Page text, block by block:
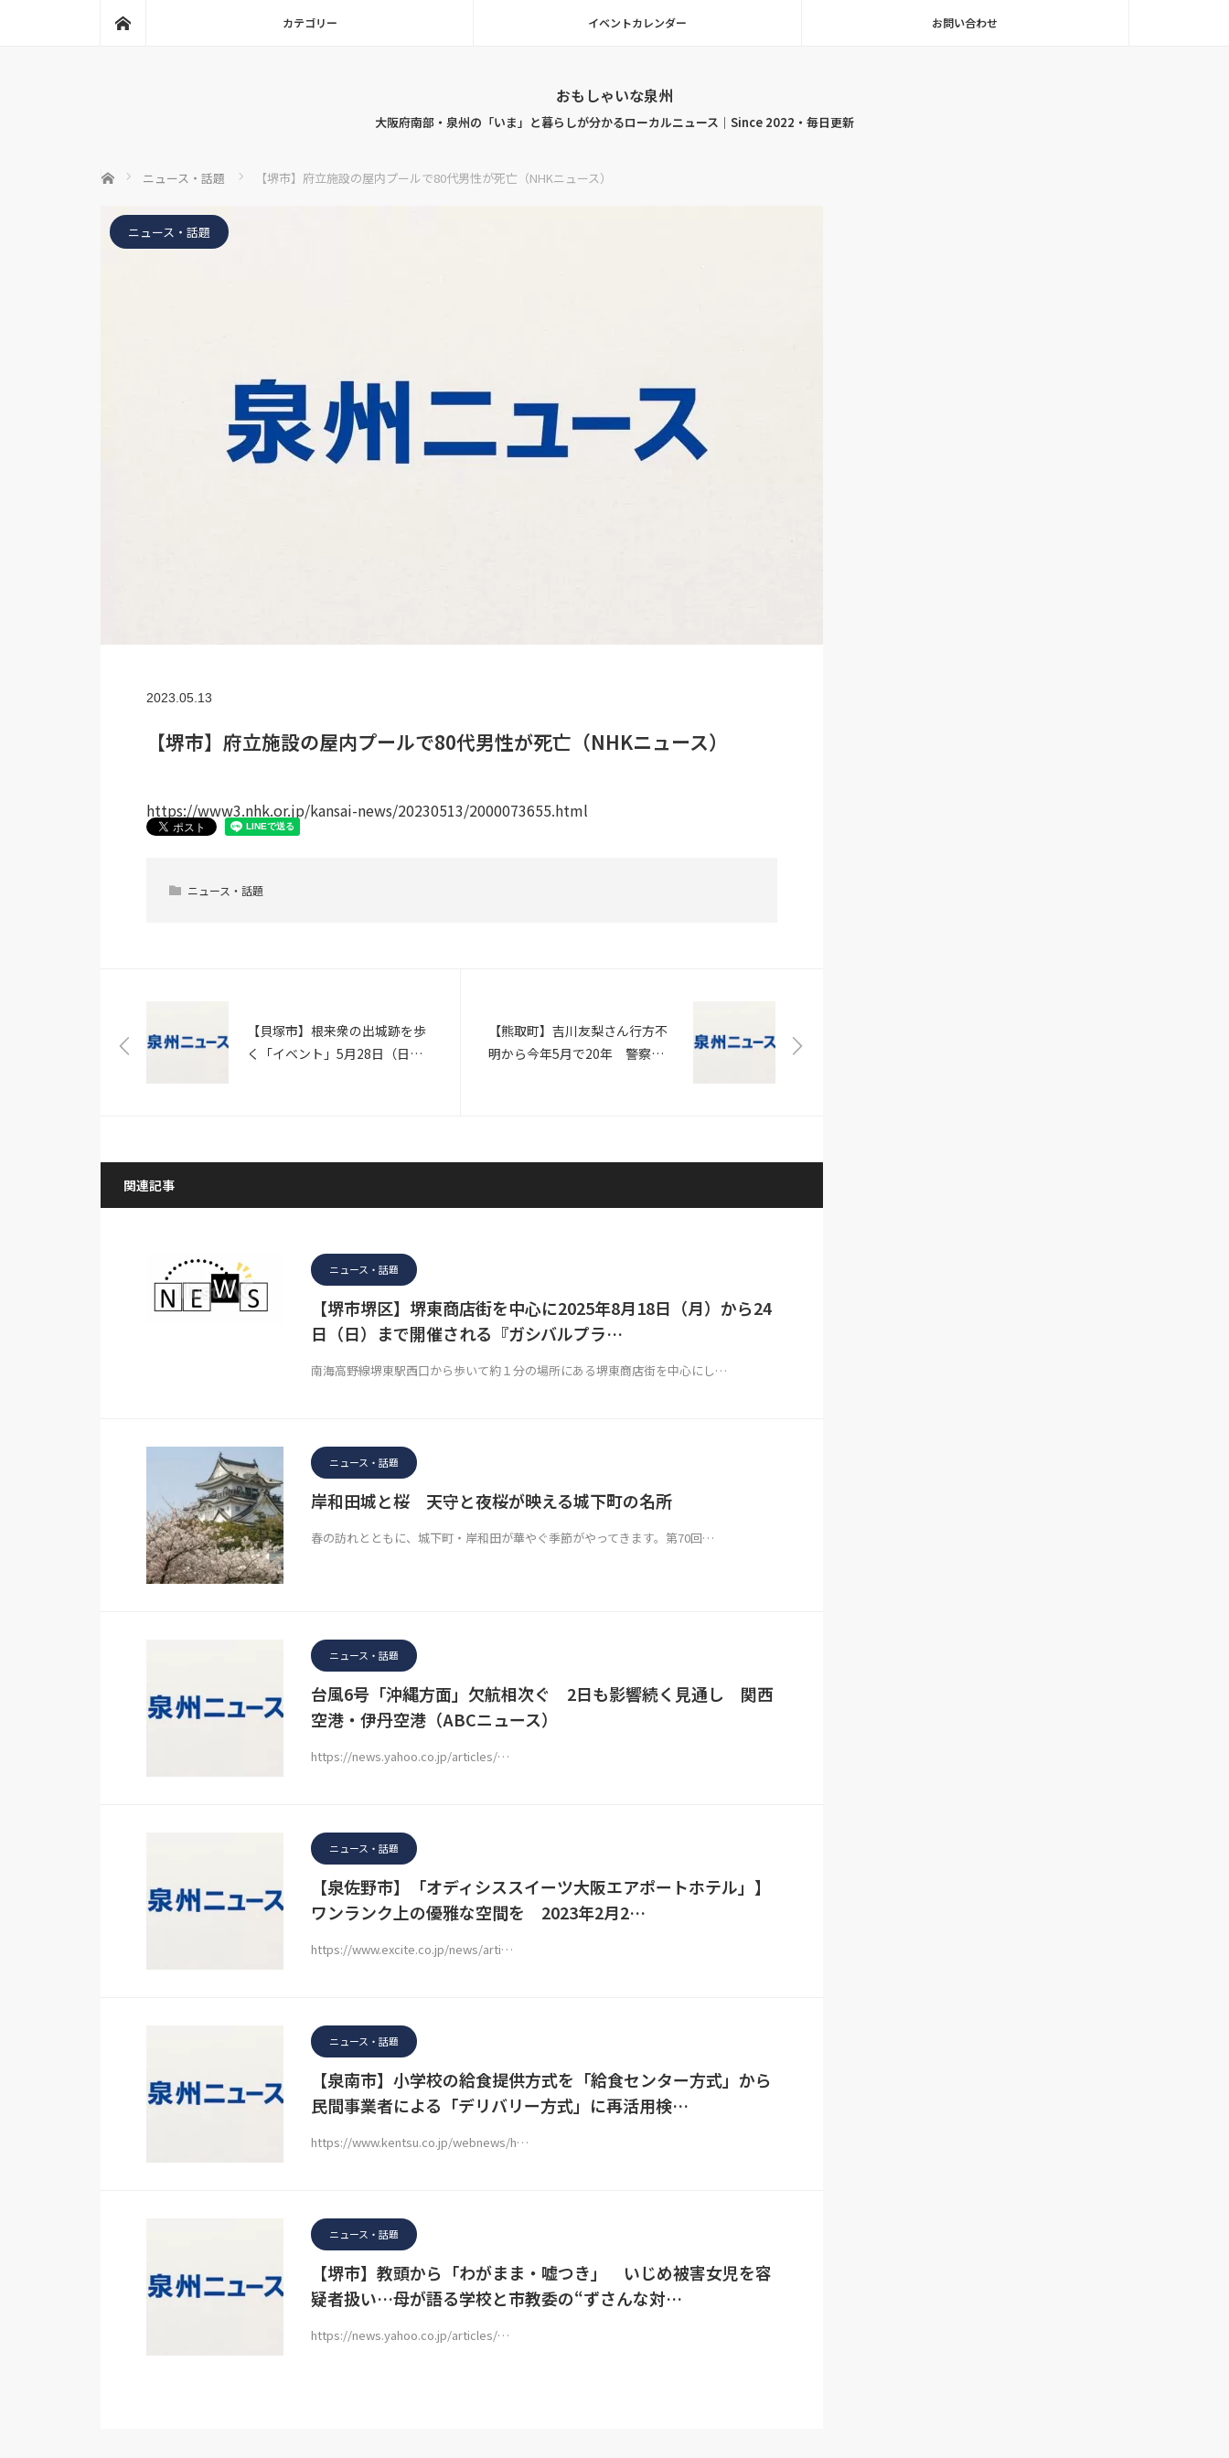
カテゴリー イベントカレンダー お問い合わせ
おもしゃいな泉州
大阪府南部・泉州の「いま」と暮らしが分かるローカルニュース｜Since 2022・毎日更新
ホーム ニュース・話題 【堺市】府立施設の屋内プールで80代男性が死亡（NHKニュース）
ニュース・話題
2023.05.13
【堺市】府立施設の屋内プールで80代男性が死亡（NHKニュース）
https://www3.nhk.or.jp/kansai-news/20230513/2000073655.html
ニュース・話題
【貝塚市】根来衆の出城跡を歩
く「イベント」5月28日（日）
【熊取町】吉川友梨さん行方不
明から今年5月で20年 警察官
関連記事
ニュース・話題
【堺市堺区】堺東商店街を中心に2025年8月18日（月）から24
日（日）まで開催される『ガシバルプラ…
南海高野線堺東駅西口から歩いて約１分の場所にある堺東商店街を中心にし…
ニュース・話題
岸和田城と桜 天守と夜桜が映える城下町の名所
春の訪れとともに、城下町・岸和田が華やぐ季節がやってきます。第70回…
ニュース・話題
台風6号「沖縄方面」欠航相次ぐ 2日も影響続く見通し 関西
空港・伊丹空港（ABCニュース）
https://news.yahoo.co.jp/articles/…
ニュース・話題
【泉佐野市】「オディシススイーツ大阪エアポートホテル」】
ワンランク上の優雅な空間を 2023年2月2…
https://www.excite.co.jp/news/arti…
ニュース・話題
【泉南市】小学校の給食提供方式を「給食センター方式」から
民間事業者による「デリバリー方式」に再活用検…
https://www.kentsu.co.jp/webnews/h…
ニュース・話題
【堺市】教頭から「わがまま・嘘つき」 いじめ被害女児を容
疑者扱い…母が語る学校と市教委の“ずさんな対…
https://news.yahoo.co.jp/articles/…